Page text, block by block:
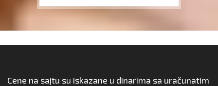
Cene na sajtu su iskazane u dinarima sa uračunatim